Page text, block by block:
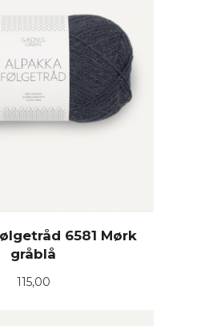
6581 Mørk
gråblå
Pris
115,00